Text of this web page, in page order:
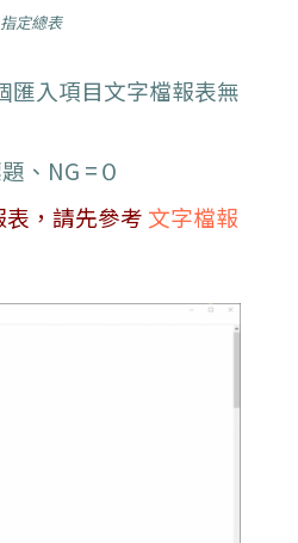
指定總表
匯入項目文字檔報表無
、NG =０
，請先參考 文字檔報